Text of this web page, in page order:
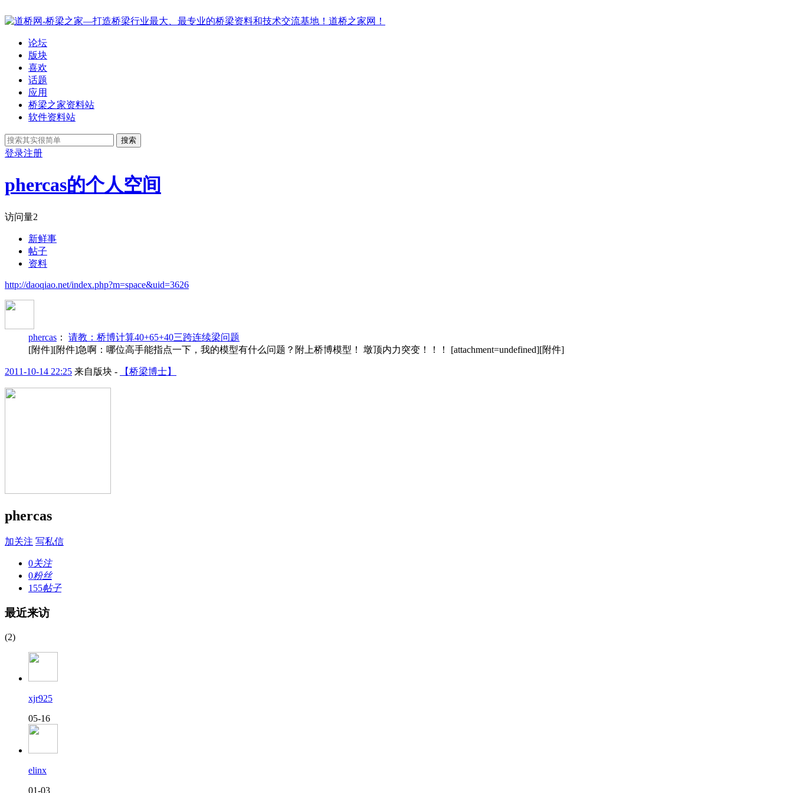
论坛
版块
喜欢
话题
应用
桥梁之家资料站
软件资料站
搜索
登录注册
phercas的个人空间
访问量2
新鲜事
帖子
资料
http://daoqiao.net/index.php?m=space&uid=3626
phercas ： 请教：桥博计算40+65+40三跨连续梁问题
[附件][附件]急啊：哪位高手能指点一下，我的模型有什么问题？附上桥博模型！ 墩顶内力突变！！！ [attachment=undefined][附件]
2011-10-14 22:25 来自版块 - 【桥梁博士】
phercas
加关注 写私信
0关注
0粉丝
155帖子
最近来访
(2)
xjr925
05-16
elinx
01-03